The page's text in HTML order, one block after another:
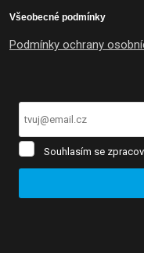
Všeobecné podmínky
Podmínky ochrany
SouhlasímSouhlasím se